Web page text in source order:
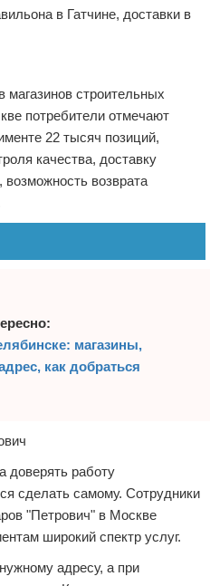
в Гатчине, доставки в
строительных
потребители отмечают
22 тысяч позиций,
качества, доставку
возможность возврата
магазины,
как добраться
доверять работу
сделать самому. Сотрудники
"Петрович" в Москве
широкий спектр услуг.
адресу, а при